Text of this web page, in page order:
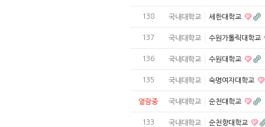
138 국내대학교 세한대학교
137 국내대학교 수원가톨릭대학교
136 국내대학교 수원대학교
135 국내대학교 숙명여자대학교
열람중 국내대학교 순천대학교
133 국내대학교 순천향대학교